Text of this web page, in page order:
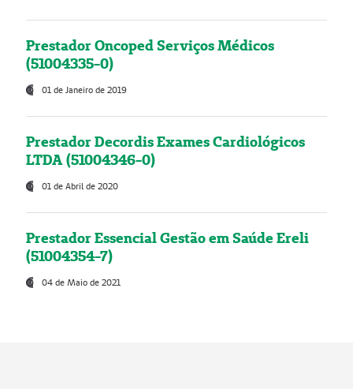
Prestador Oncoped Serviços Médicos
(51004335-0)
01 de Janeiro de 2019
Prestador Decordis Exames Cardiológicos
LTDA (51004346-0)
01 de Abril de 2020
Prestador Essencial Gestão em Saúde Ereli
(51004354-7)
04 de Maio de 2021